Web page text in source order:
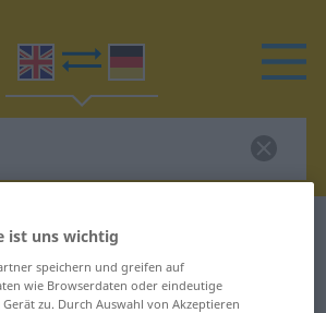
Wörterbuch
Übersetzung für
ist uns wichtig
speichern und greifen auf
wie Browserdaten oder eindeutige
zu. Durch Auswahl von Akzeptieren